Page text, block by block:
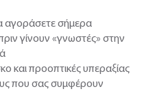
αγοράσετε σήμερα
γίνουν «γνωστές» στην
και προοπτικές υπεραξίας
που σας συμφέρουν